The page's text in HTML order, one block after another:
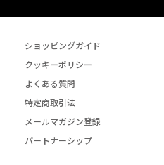
ショッピングガイド
クッキーポリシー
よくある質問
特定商取引法
メールマガジン登録
パートナーシップ